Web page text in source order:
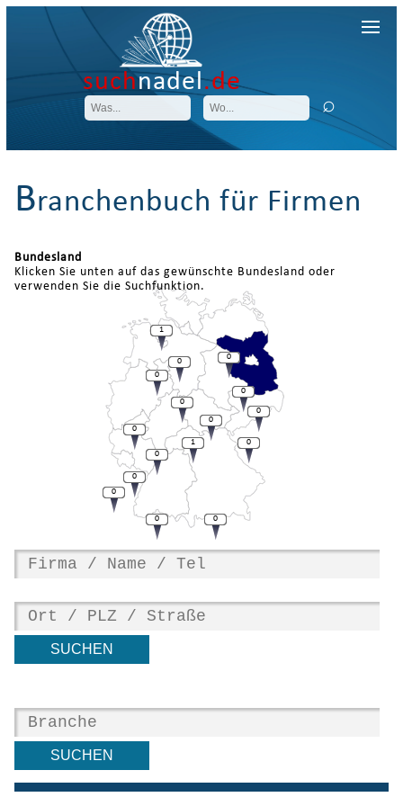
suchnadel.de
Branchenbuch für Firmen
Bundesland
Klicken Sie unten auf das gewünschte Bundesland oder
verwenden Sie die Suchfunktion.
0
0
0
0
0
0
0
1
0
0
0
0
0
0
1
0